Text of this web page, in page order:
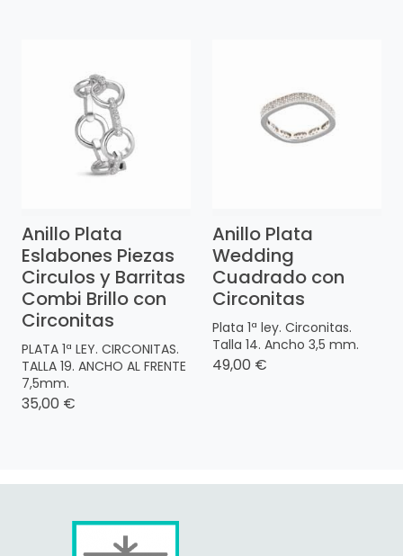
Anillo Plata
Eslabones Piezas
Circulos y Barritas
Combi Brillo con
Circonitas
PLATA 1ª LEY. CIRCONITAS.
TALLA 19. ANCHO AL FRENTE
7,5mm.
35,00 €
Anillo Plata
Wedding
Cuadrado con
Circonitas
Plata 1ª ley. Circonitas.
Talla 14. Ancho 3,5 mm.
49,00 €